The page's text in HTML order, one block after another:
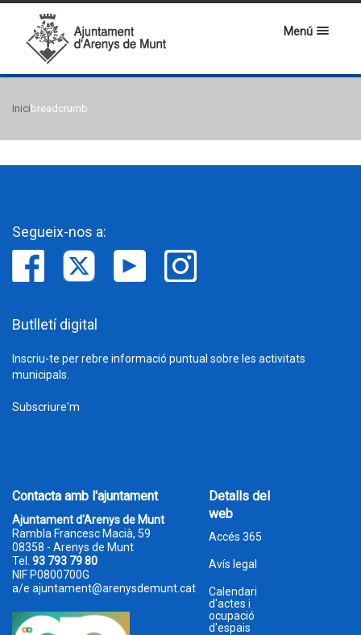
Menú
Inici breadcrumb
Segueix-nos a:
Butlletí digital
Inscriu-te per rebre informació puntual sobre les activitats
municipals.
Subscriure'm
Contacta amb l'ajuntament
Ajuntament d'Arenys de Munt
Rambla Francesc Macià, 59
08358 - Arenys de Munt
Tel. 93 793 79 80
NIF P0800700G
a/e ajuntament@arenysdemunt.cat
Detalls del
web
Accés 365
Avís legal
Calendari
d'actes i
ocupació
d'espais